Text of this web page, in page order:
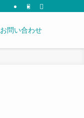
お問い合わせ